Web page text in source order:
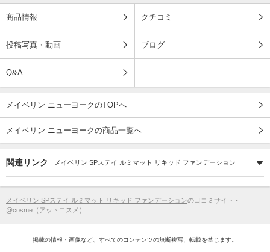
商品情報 クチコミ
投稿写真・動画 ブログ
Q&A
メイベリン ニューヨークのTOPへ
メイベリン ニューヨークの商品一覧へ
関連リンク メイベリン SPステイ ルミマット リキッド ファンデーション
メイベリン SPステイ ルミマット リキッド ファンデーションの口コミサイト -
@cosme（アットコスメ）
掲載の情報・画像など、すべてのコンテンツの無断複写、転載を禁じます。